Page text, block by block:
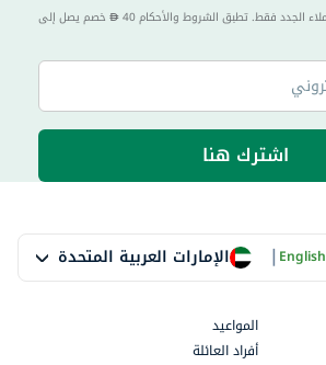
اشترك هنا
الإمارات العربية المتحدة |English
المواعيد
أفراد العائلة